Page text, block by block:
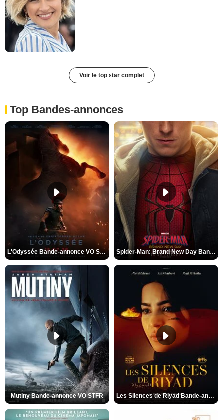
Voir le top star complet
Top Bandes-annonces
L'Odyssée Bande-annonce VO STFR Spider-Man: Brand New Day Bande-annonce VO STFR
Mutiny Bande-annonce VO STFR Les Silences de Riyad Bande-annonce VO STFR